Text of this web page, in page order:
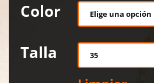
Color
Talla